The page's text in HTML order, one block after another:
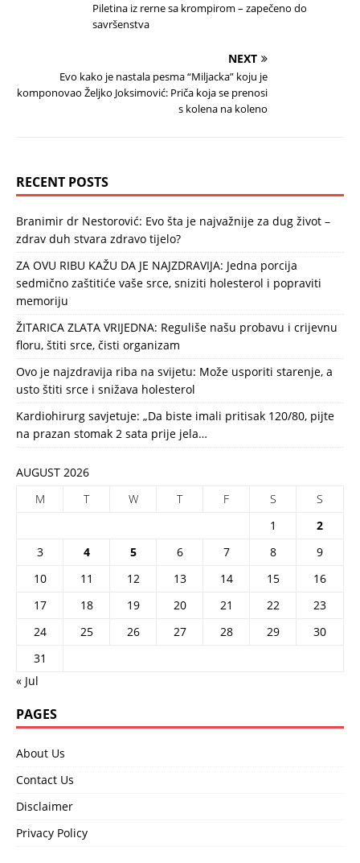
Piletina iz rerne sa krompirom – zapečeno do
savršenstva
NEXT
Evo kako je nastala pesma “Miljacka” koju je
komponovao Željko Joksimović: Priča koja se prenosi
s kolena na koleno
RECENT POSTS
Branimir dr Nestorović: Evo šta je najvažnije za dug život –
zdrav duh stvara zdravo tijelo?
ZA OVU RIBU KAŽU DA JE NAJZDRAVIJA: Jedna porcija
sedmično zaštitiće vaše srce, sniziti holesterol i popraviti
memoriju
ŽITARICA ZLATA VRIJEDNA: Reguliše našu probavu i crijevnu
floru, štiti srce, čisti organizam
Ovo je najzdravija riba na svijetu: Može usporiti starenje, a
usto štiti srce i snižava holesterol
Kardiohirurg savjetuje: „Da biste imali pritisak 120/80, pijte
na prazan stomak 2 sata prije jela…
AUGUST 2026
M
T W T F S
S
1
2
3
4 5 6 7 8
9
10
11 12 13 14 15
16
17
18 19 20 21 22
23
24
25 26 27 28 29
30
31
« Jul
PAGES
About Us
Contact Us
Disclaimer
Privacy Policy